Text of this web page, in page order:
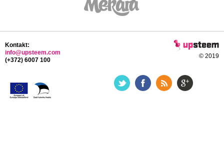
© 2019
Kontakt:
info@upsteem.com
(+372) 6007 100